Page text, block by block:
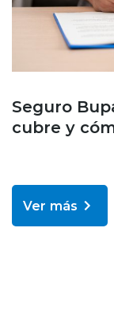
Seguro
cubre y
Ver más